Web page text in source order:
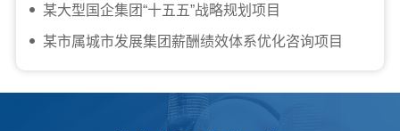
某大型国企集团“十五五”战略规划项目
某市属城市发展集团薪酬绩效体系优化咨询项目